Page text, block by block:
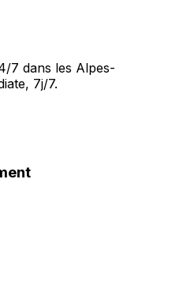
7 dans les Alpes-
7j/7.